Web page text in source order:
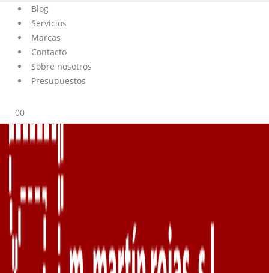
Blog
Servicios
Marcas
Contacto
Sobre nosotros
Presupuestos
00